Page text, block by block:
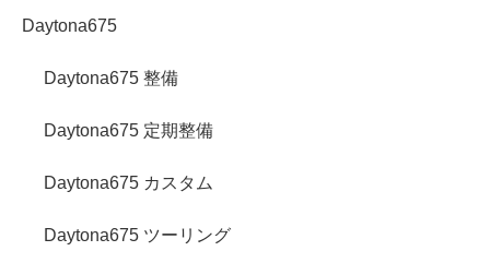
Daytona675
Daytona675 整備
Daytona675 定期整備
Daytona675 カスタム
Daytona675 ツーリング